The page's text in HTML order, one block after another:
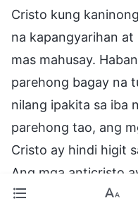
Cristo kung
na kapangyarihan
mas mahusay.
parehong bagay na
nilang ipakita sa iba
parehong tao, ang
Cristo ay hindi higit
Ang mga anticristo
kay Cristo sa lahat